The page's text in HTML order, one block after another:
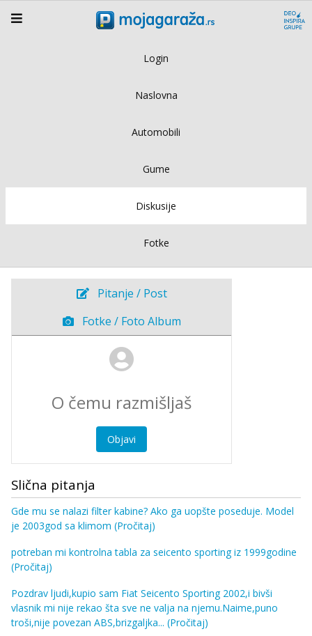
Login
Naslovna
Automobili
Gume
Diskusije
Fotke
Pitanje / Post
Fotke / Foto Album
Objavi
Slična pitanja
Gde mu se nalazi filter kabine? Ako ga uopšte poseduje. Model
je 2003god sa klimom (Pročitaj)
potreban mi kontrolna tabla za seicento sporting iz 1999godine
(Pročitaj)
Pozdrav ljudi,kupio sam Fiat Seicento Sporting 2002,i bivši
vlasnik mi nije rekao šta sve ne valja na njemu.Naime,puno
troši,nije povezan ABS,brizgaljka... (Pročitaj)